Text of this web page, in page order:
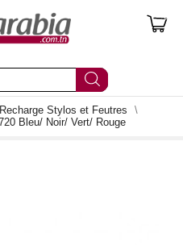
0
Recharge Stylos et Feutres
Bleu/ Noir/ Vert/ Rouge